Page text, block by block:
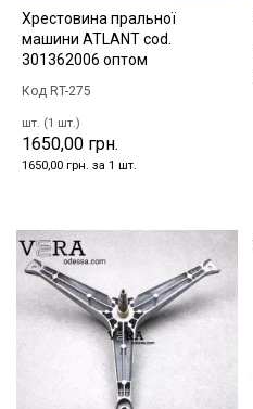
Хрестовина пральної
машини ATLANT cod.
301362006 оптом
Код RT-275
шт. (1 шт.)
1650,00 грн.
1650,00 грн. за 1 шт.